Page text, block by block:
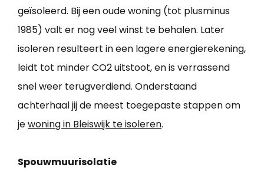
geïsoleerd. Bij een oude woning (tot plusminus
1985) valt er nog veel winst te behalen. Later
isoleren resulteert in een lagere energierekening,
leidt tot minder CO2 uitstoot, en is verrassend
snel weer terugverdiend. Onderstaand
achterhaal jij de meest toegepaste stappen om
jewoning in Bleiswijk te isoleren.
Spouwmuurisolatie